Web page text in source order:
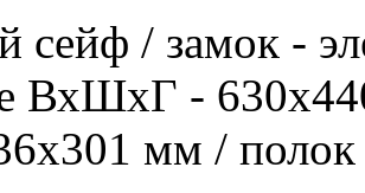
сейф / замок -
ВхШхГ -
мм / полок